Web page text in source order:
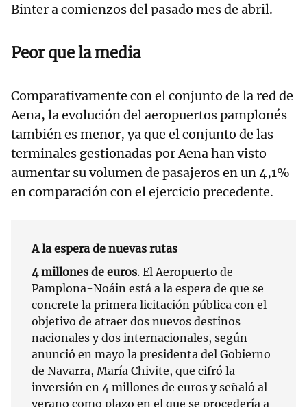
Binter a comienzos del pasado mes de abril.
Peor que la media
Comparativamente con el conjunto de la red de
Aena, la evolución del aeropuertos pamplonés
también es menor, ya que el conjunto de las
terminales gestionadas por Aena han visto
aumentar su volumen de pasajeros en un 4,1%
en comparación con el ejercicio precedente.
A la espera de nuevas rutas
4 millones de euros. El Aeropuerto de
Pamplona-Noáin está a la espera de que se
concrete la primera licitación pública con el
objetivo de atraer dos nuevos destinos
nacionales y dos internacionales, según
anunció en mayo la presidenta del Gobierno
de Navarra, María Chivite, que cifró la
inversión en 4 millones de euros y señaló al
verano como plazo en el que se procedería a